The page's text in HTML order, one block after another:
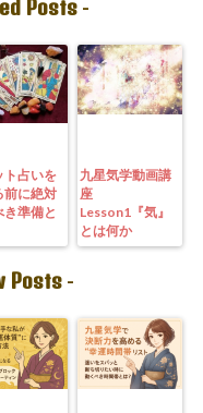
Posts-
ト占いを
前に絶対
き準備と
九星気学動画講
座
Lesson1『気』
とは何か
Posts -